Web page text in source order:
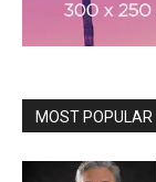
MOST POPULAR